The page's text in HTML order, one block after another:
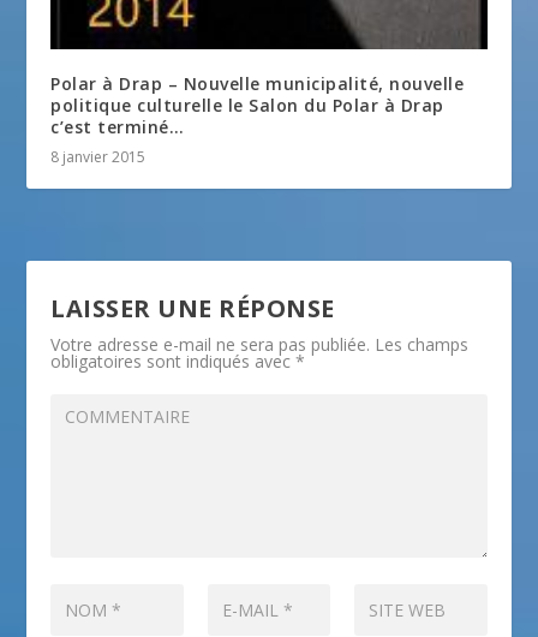
Polar à Drap – Nouvelle municipalité, nouvelle
politique culturelle le Salon du Polar à Drap
c’est terminé…
8 janvier 2015
LAISSER UNE RÉPONSE
Votre adresse e-mail ne sera pas publiée. Les champs
obligatoires sont indiqués avec*